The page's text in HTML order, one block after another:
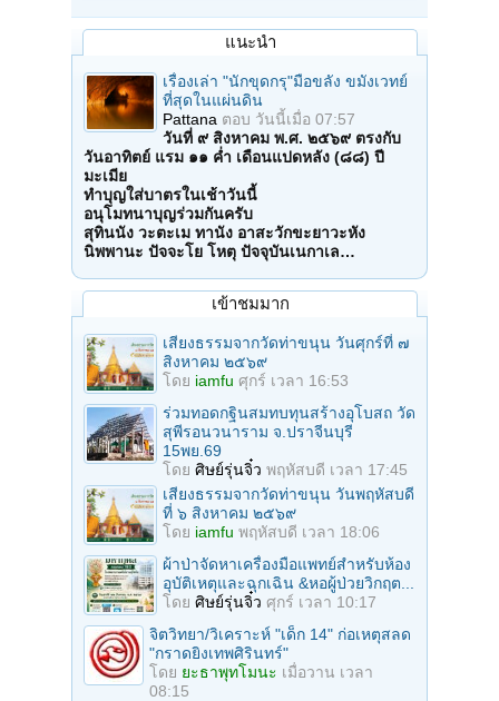
แนะนำ
เรื่องเล่า "นักขุดกรุ"มือขลัง ขมังเวทย์
ที่สุดในแผ่นดิน
Pattana ตอบ วันนี้เมื่อ 07:57
วันที่ ๙ สิงหาคม พ.ศ. ๒๕๖๙ ตรงกับ
วันอาทิตย์ แรม ๑๑ ค่ำ เดือนแปดหลัง (๘๘) ปี
มะเมีย
ทำบุญใส่บาตรในเช้าวันนี้
อนุโมทนาบุญร่วมกันครับ
สุทินนัง วะตะเม ทานัง อาสะวักขะยาวะหัง
นิพพานะ ปัจจะโย โหตุ ปัจจุบันเนกาเล…
เข้าชมมาก
เสียงธรรมจากวัดท่าขนุน วันศุกร์ที่ ๗
สิงหาคม ๒๕๖๙
โดย iamfu ศุกร์ เวลา 16:53
ร่วมทอดกฐินสมทบทุนสร้างอุโบสถ วัด
สุพีรอนวนาราม จ.ปราจีนบุรี
15พย.69
โดย ศิษย์รุ่นจิ๋ว พฤหัสบดี เวลา 17:45
เสียงธรรมจากวัดท่าขนุน วันพฤหัสบดี
ที่ ๖ สิงหาคม ๒๕๖๙
โดย iamfu พฤหัสบดี เวลา 18:06
ผ้าป่าจัดหาเครื่องมือแพทย์สำหรับห้อง
อุบัติเหตุและฉุกเฉิน &หอผู้ป่วยวิกฤต...
โดย ศิษย์รุ่นจิ๋ว ศุกร์ เวลา 10:17
จิตวิทยา/วิเคราะห์ "เด็ก 14" ก่อเหตุสลด
"กราดยิงเทพศิรินทร์"
โดย ยะธาพุทโมนะ เมื่อวาน เวลา
08:15